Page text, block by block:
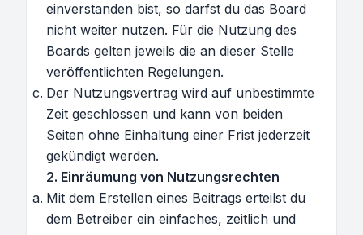
einverstanden bist, so darfst du das Board
nicht weiter nutzen. Für die Nutzung des
Boards gelten jeweils die an dieser Stelle
veröffentlichten Regelungen.
Der Nutzungsvertrag wird auf unbestimmte
Zeit geschlossen und kann von beiden
Seiten ohne Einhaltung einer Frist jederzeit
gekündigt werden.
2. Einräumung von Nutzungsrechten
Mit dem Erstellen eines Beitrags erteilst du
dem Betreiber ein einfaches, zeitlich und